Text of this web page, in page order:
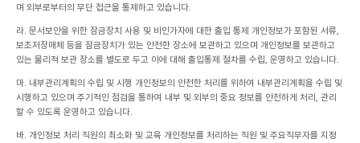
며 외부로부터의 무단 접근을 통제하고 있습니다.
라. 문서보안을 위한 잠금장치 사용 및 비인가자에 대한 출입 통제 개인정보가 포함된 서류,
보조저장매체 등을 잠금장치가 있는 안전한 장소에 보관하고 있으며 개인정보를 보관하고
있는 물리적 보관 장소를 별도로 두고 이에 대해 출입통제 절차를 수립, 운영하고 있습니다.
마. 내부관리계획의 수립 및 시행 개인정보의 안전한 처리를 위하여 내부관리계획을 수립 및
시행하고 있으며 주기적인 점검을 통하여 내부 및 외부의 중요 정보를 안전하게 처리, 관리
할 수 있도록 운영하고 있습니다.
바. 개인정보 처리 직원의 최소화 및 교육 개인정보를 처리하는 직원 및 주요직무자를 지정